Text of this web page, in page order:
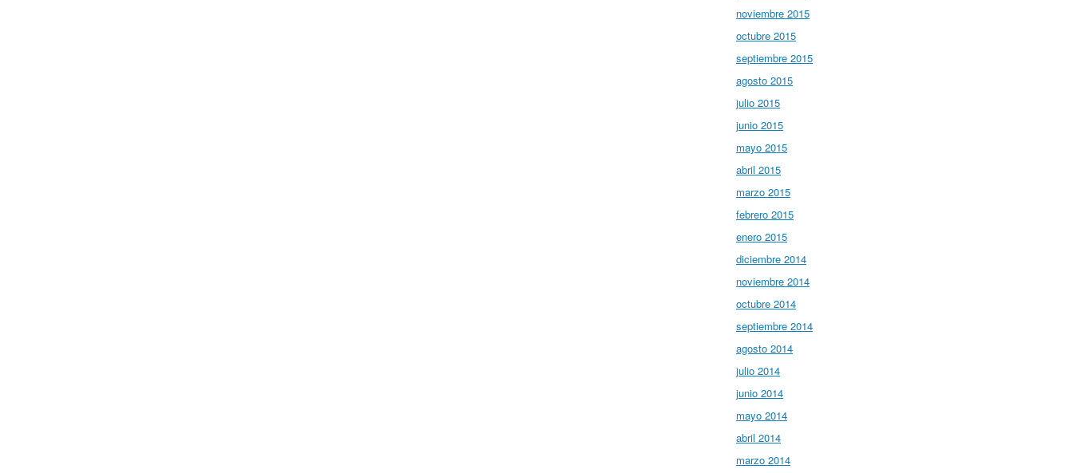
noviembre 2015
octubre 2015
septiembre 2015
agosto 2015
julio 2015
junio 2015
mayo 2015
abril 2015
marzo 2015
febrero 2015
enero 2015
diciembre 2014
noviembre 2014
octubre 2014
septiembre 2014
agosto 2014
julio 2014
junio 2014
mayo 2014
abril 2014
marzo 2014